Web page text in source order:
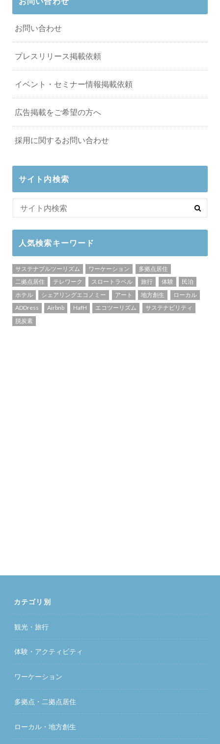
お問い合わせ
プレスリリース掲載依頼
イベント・セミナー情報掲載依頼
広告掲載をご希望の方へ
採用に関するお問い合わせ
サイト内検索
人気検索キーワード
サステナブルツーリズム ワーケーション
多拠点居住
二拠点居住
テレワーク スロートラベル 旅行 体験
民泊
ホテル
シェアリングエコノミー アート 地方創生
ローカル
ADDress
Airbnb HafH エコツーリズム
サステナビリティ
脱炭素
カテゴリ別
観光・旅行
体験・アクティビティ
ワーケーション
多拠点・二拠点居住
ローカル・地方創生